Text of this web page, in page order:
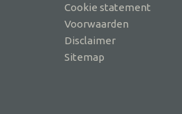
Cookie statement
Voorwaarden
Disclaimer
Sitemap